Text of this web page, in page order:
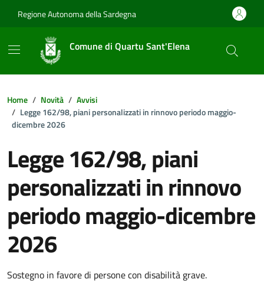
Regione Autonoma della Sardegna
Comune di Quartu Sant'Elena
Home Novità
Avvisi
Legge 162/98, piani personalizzati in rinnovo periodo maggio-
dicembre 2026
Legge 162/98, piani
personalizzati in rinnovo
periodo maggio-dicembre
2026
Dettagli della notizia
Sostegno in favore di persone con disabilità grave.